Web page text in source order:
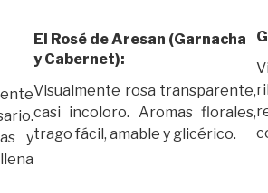
y
El Rosé de Aresan (Garnacha
y Cabernet):
Visualmente rosa transparente,
casi incoloro. Aromas florales,
trago fácil, amable y glicérico.